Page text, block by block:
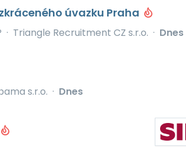
úvazku Praha
· Triangle Recruitment CZ s.r.o. · Dnes
s.r.o. · Dnes